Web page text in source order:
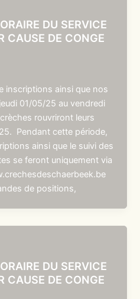
DU SERVICE
CAUSE DE CONGE
inscriptions ainsi que nos
01/05/25 au vendredi
rouvriront leurs
Pendant cette période,
ainsi que le suivi des
se feront uniquement via
de positions,
DU SERVICE
CAUSE DE CONGE